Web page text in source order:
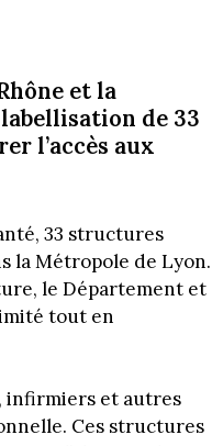
et la
de 33
l’accès aux
33 structures
la Métropole de Lyon.
le Département et
tout en
infirmiers et autres
Ces structures